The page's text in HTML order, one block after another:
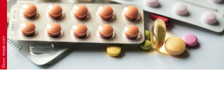
Фото: freepik.com